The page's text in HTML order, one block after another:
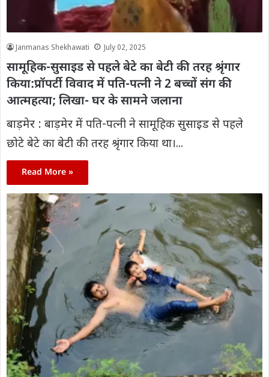
Janmanas Shekhawati July 02, 2025
सामूहिक-सुसाइड से पहले बेटे का बेटी की तरह श्रृंगार
किया:प्रॉपर्टी विवाद में पति-पत्नी ने 2 बच्चों संग की
आत्महत्या; लिखा- घर के सामने जलाना
बाड़मेर : बाड़मेर में पति-पत्नी ने सामूहिक सुसाइड से पहले
छोटे बेटे का बेटी की तरह श्रृंगार किया था।...
Read More »